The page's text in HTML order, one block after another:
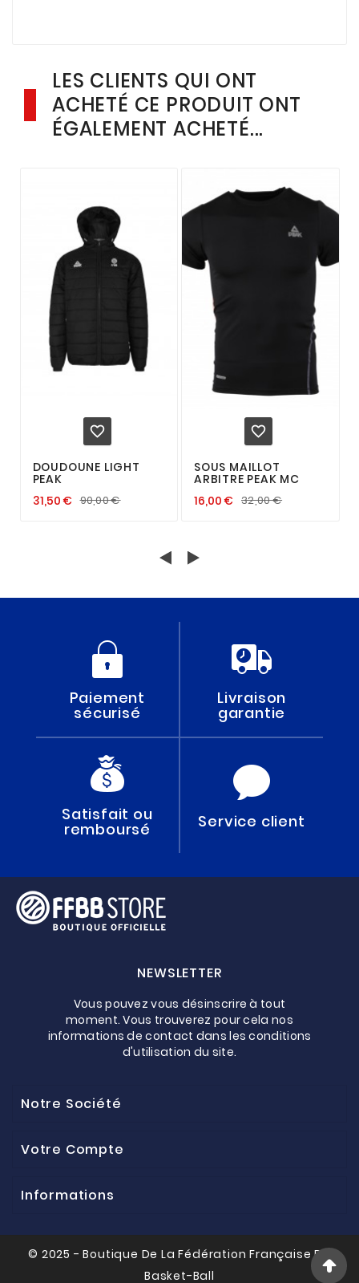
LES CLIENTS QUI ONT
ACHETÉ CE PRODUIT ONT
ÉGALEMENT ACHETÉ...

DOUDOUNE LIGHT
PEAK
31,50 € 90,00 €

SOUS MAILLOT
ARBITRE PEAK MC
16,00 € 32,00 €
Paiement
sécurisé
Livraison
garantie
Satisfait ou
remboursé Service client
NEWSLETTER
Vous pouvez vous désinscrire à tout
moment. Vous trouverez pour cela nos
informations de contact dans les conditions
d'utilisation du site.
Notre Société
Votre Compte
Informations
© 2025 - Boutique De La Fédération Française De
Basket-Ball